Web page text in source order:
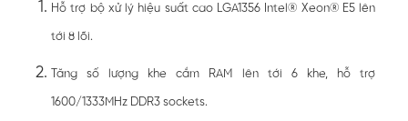
Hỗ trợ bộ xử lý hiệu suất cao LGA1356 Intel® Xeon® E5 lên
tới 8 lõi.
Tăng số lượng khe cắm RAM lên tới 6 khe, hỗ trợ
1600/1333MHz DDR3 sockets.